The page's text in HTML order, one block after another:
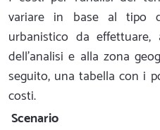
variare in base al tipo
urbanistico da
dell’analisi e alla zona
seguito, una tabella con i
costi.
Scenario